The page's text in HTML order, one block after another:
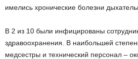
имелись хронические болезни
В 2 из 10 были инфицированы
здравоохранения. В наибольшей
медсестры и технический персонал –